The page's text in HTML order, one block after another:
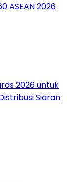
ASEAN 2026
2026 untuk
Siaran